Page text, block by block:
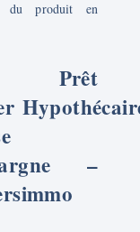
du produit en
Prêt
–